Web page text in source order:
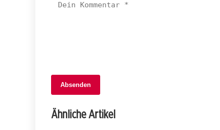
Absenden
Ähnliche Artikel
04. Februar 2026
Einbrüche in Herisau: Bäckerei und